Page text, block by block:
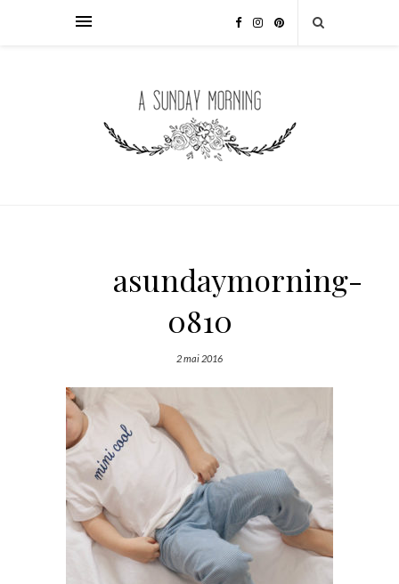
asundaymorning-
0810
2 mai 2016